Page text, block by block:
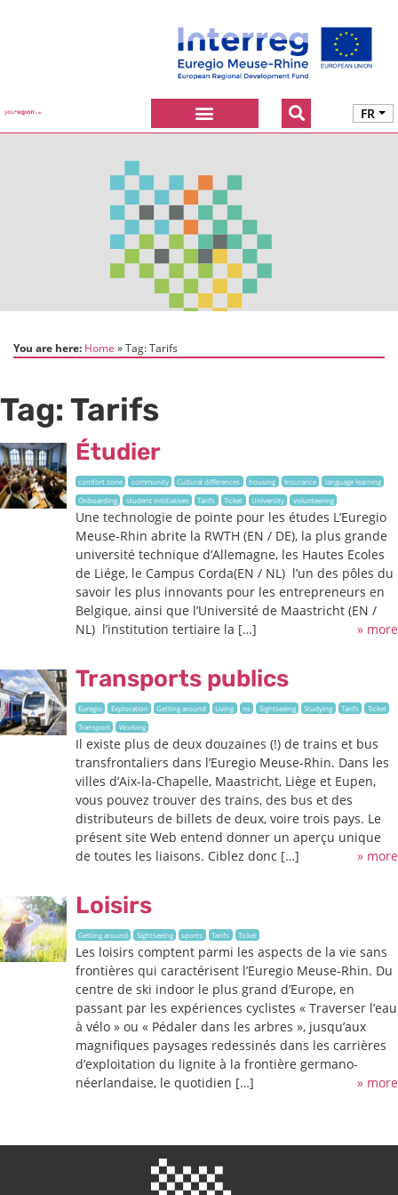
FR
You are here: Home Tag:Tarifs
Tag: Tarifs
Étudier
comfort zone community Cultural differences housing Insurance
language learning
Onboarding
student inititiatives Tarifs Ticket University volunteering
Une technologie de pointe pour les études L’Euregio
Meuse-Rhin abrite la RWTH (EN / DE), la plus grande
université technique d’Allemagne, les Hautes Ecoles
de Liége, le Campus Corda(EN / NL) l’un des pôles du
savoir les plus innovants pour les entrepreneurs en
Belgique, ainsi que l’Université de Maastricht (EN /
NL) l’institution tertiaire la […]
» more
Transports publics
Euregio Exploration Getting around Living ns Sightseeing Studying Tarifs
Ticket
Transport
Working
Il existe plus de deux douzaines (!) de trains et bus
transfrontaliers dans l’Euregio Meuse-Rhin. Dans les
villes d’Aix-la-Chapelle, Maastricht, Liège et Eupen,
vous pouvez trouver des trains, des bus et des
distributeurs de billets de deux, voire trois pays. Le
présent site Web entend donner un aperçu unique
de toutes les liaisons. Ciblez donc […]
» more
Loisirs
Getting around Sightseeing sports Tarifs Ticket
Les loisirs comptent parmi les aspects de la vie sans
frontières qui caractérisent l’Euregio Meuse-Rhin. Du
centre de ski indoor le plus grand d’Europe, en
passant par les expériences cyclistes « Traverser l’eau
à vélo » ou « Pédaler dans les arbres », jusqu’aux
magnifiques paysages redessinés dans les carrières
d’exploitation du lignite à la frontière germano-
néerlandaise, le quotidien […]
» more